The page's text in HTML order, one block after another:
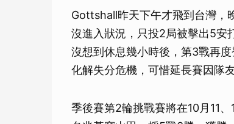
Gottshall昨天下午才飛到台灣，
沒進入狀況，只投2局被擊出5安
沒想到休息幾小時後，第3戰再
化解失分危機，可惜延長賽因隊
季後賽第2輪挑戰賽將在10月11